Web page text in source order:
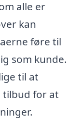
alle er
kan
føre til
som kunde.
til at
tilbud for at